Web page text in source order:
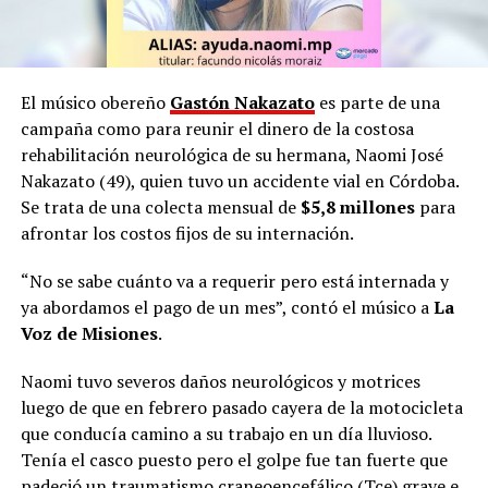
El músico obereño Gastón Nakazatoes parte de una
campaña como para reunir el dinero de la costosa
rehabilitación neurológica de su hermana, Naomi José
Nakazato (49), quien tuvo un accidente vial en Córdoba.
Se trata de una colecta mensual de $5,8 millones para
afrontar los costos fijos de su internación.
“No se sabe cuánto va a requerir pero está internada y
ya abordamos el pago de un mes”, contó el músico aLa
Voz de Misiones.
Naomi tuvo severos daños neurológicos y motrices
luego de que en febrero pasado cayera de la motocicleta
que conducía camino a su trabajo en un día lluvioso.
Tenía el casco puesto pero el golpe fue tan fuerte que